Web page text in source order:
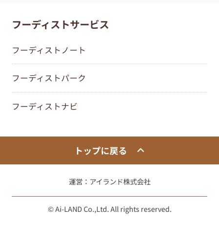
フーディストサービス
フーディストノート
フーディストパーク
フーディストナビ
トップに戻る
運営： アイランド株式会社
© Ai-LAND Co.,Ltd. All rights reserved.